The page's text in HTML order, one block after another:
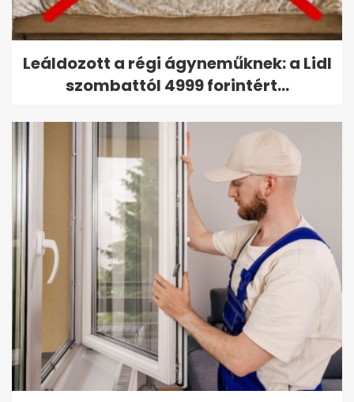
Leáldozott a régi ágyneműknek: a Lidl
szombattól 4999 forintért...